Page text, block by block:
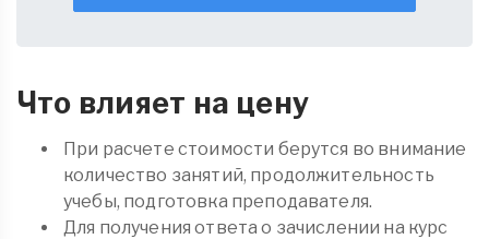
Что влияет на цену
При расчете стоимости берутся во внимание
количество занятий, продолжительность
учебы, подготовка преподавателя.
Для получения ответа о зачислении на курс